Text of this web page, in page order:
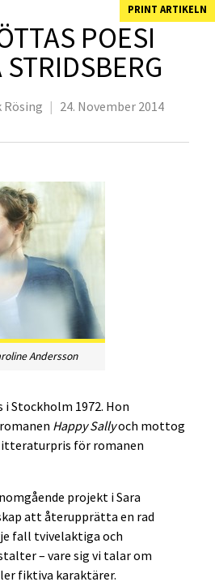
PRINT ARTIKELN
POESI
Rösing | 24. November 2014
Andersson
i Stockholm 1972. Hon
Happy Sallyoch mottog
för romanen
projekt i Sara
att återupprätta en rad
fall tvivelaktiga och
– vare sig vi talar om
fiktiva karaktärer.